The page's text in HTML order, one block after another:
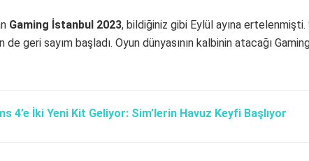
Gaming İstanbul 2023, bildiğiniz gibi Eylül ayına ertelenmişti.
geri sayım başladı. Oyun dünyasının kalbinin atacağı
4’e İki Yeni Kit Geliyor: Sim’lerin Havuz Keyfi Başlıyor